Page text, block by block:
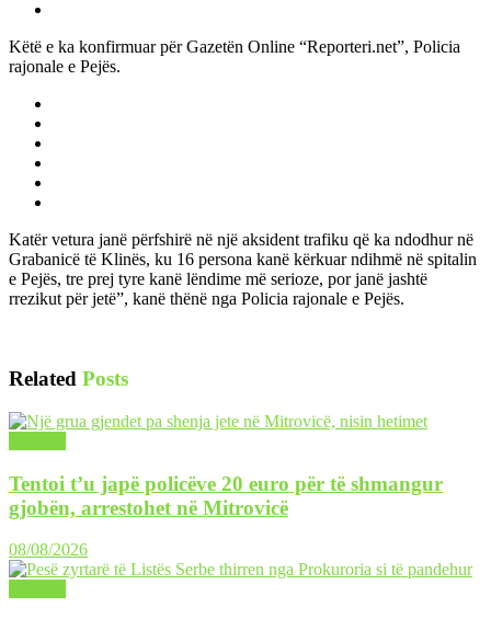
Këtë e ka konfirmuar për Gazetën Online “Reporteri.net”, Policia
rajonale e Pejës.
Katër vetura janë përfshirë në një aksident trafiku që ka ndodhur në
Grabanicë të Klinës, ku 16 persona kanë kërkuar ndihmë në spitalin
e Pejës, tre prej tyre kanë lëndime më serioze, por janë jashtë
rrezikut për jetë”, kanë thënë nga Policia rajonale e Pejës.
Related Posts
Tentoi t’u japë policëve 20 euro për të shmangur
gjobën, arrestohet në Mitrovicë
08/08/2026